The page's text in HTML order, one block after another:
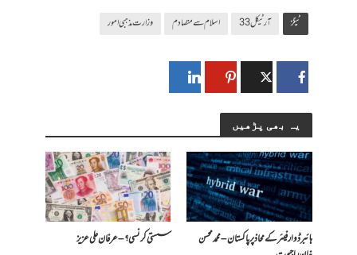
ٹیگز آرٹیکل 33 اسلام سے متصادم وزارت مذہبی امور
یہ بھی پڑھیں
ہائبرڈ وار فیئر کے محاذ پر پاکستان – محمد محسن
سستی کرنسی؟ – عرفان علی عزیز